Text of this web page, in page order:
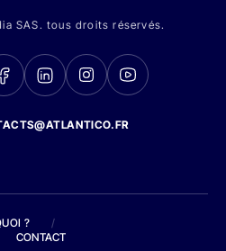
SAS. tous droits réservés.
?
/
CONTACT